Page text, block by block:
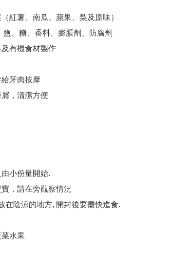
紅薯、南瓜、蘋果、梨及原味）
鹽、糖、香料、膨脹劑、防腐劑
有機食材製作
牙肉按摩
，清潔方便
小份量開始.
，請在旁觀察情況
在陰涼的地方, 開封後要盡快進食.
及蔬菜水果